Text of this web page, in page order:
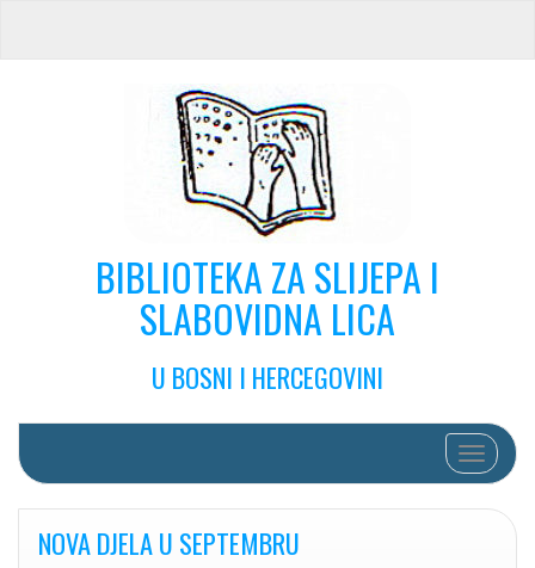
BIBLIOTEKA ZA SLIJEPA I
SLABOVIDNA LICA
U BOSNI I HERCEGOVINI
Toggle
NOVA DJELA U SEPTEMBRU